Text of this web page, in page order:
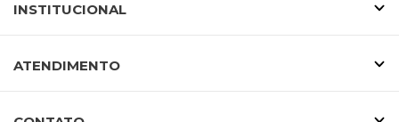
INSTITUCIONAL
ATENDIMENTO